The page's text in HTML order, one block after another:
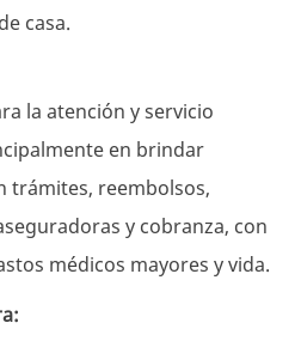
casa.
la atención y servicio
en brindar
trámites, reembolsos,
y cobranza, con
médicos mayores y vida.